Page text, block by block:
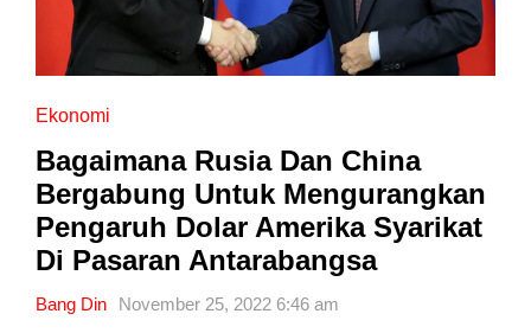
Ekonomi
Bagaimana Rusia Dan China
Bergabung Untuk Mengurangkan
Pengaruh Dolar Amerika Syarikat
Di Pasaran Antarabangsa
Bang Din November 25, 2022 6:46 am